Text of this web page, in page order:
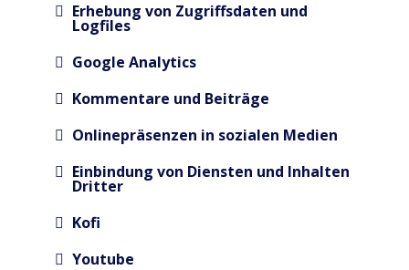
Erhebung von Zugriffsdaten und
Logfiles
Google Analytics
Kommentare und Beiträge
Onlinepräsenzen in sozialen Medien
Einbindung von Diensten und Inhalten
Dritter
Kofi
Youtube